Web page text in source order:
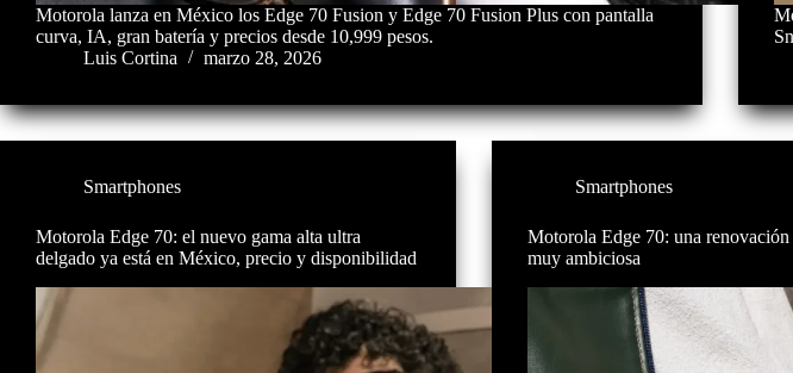
Motorola lanza en México los Edge 70 Fusion y Edge 70 Fusion Plus con pantalla
curva, IA, gran batería y precios desde 10,999 pesos.
Luis Cortina
marzo 28, 2026
Smartphones
Motorola Edge 70: el nuevo gama alta ultra
delgado ya está en México, precio y disponibilidad
Smartphones
Motorola Edge 70: una renovación
muy ambiciosa